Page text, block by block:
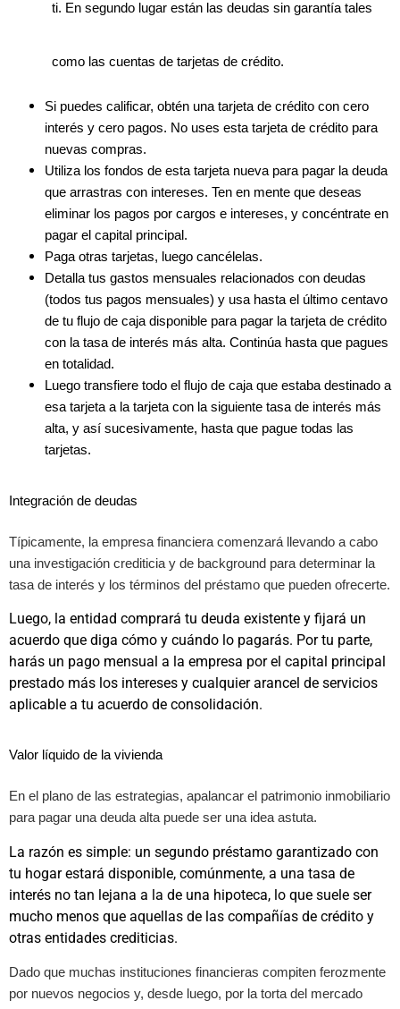
ti. En segundo lugar están las deudas sin garantía tales
como las cuentas de tarjetas de crédito.
Si puedes calificar, obtén una tarjeta de crédito con cero
interés y cero pagos. No uses esta tarjeta de crédito para
nuevas compras.
Utiliza los fondos de esta tarjeta nueva para pagar la deuda
que arrastras con intereses. Ten en mente que deseas
eliminar los pagos por cargos e intereses, y concéntrate en
pagar el capital principal.
Paga otras tarjetas, luego cancélelas.
Detalla tus gastos mensuales relacionados con deudas
(todos tus pagos mensuales) y usa hasta el último centavo
de tu flujo de caja disponible para pagar la tarjeta de crédito
con la tasa de interés más alta. Continúa hasta que pagues
en totalidad.
Luego transfiere todo el flujo de caja que estaba destinado a
esa tarjeta a la tarjeta con la siguiente tasa de interés más
alta, y así sucesivamente, hasta que pague todas las
tarjetas.
Integración de deudas
Típicamente, la empresa financiera comenzará llevando a cabo
una investigación crediticia y de background para determinar la
tasa de interés y los términos del préstamo que pueden ofrecerte.
Luego, la entidad comprará tu deuda existente y fijará un
acuerdo que diga cómo y cuándo lo pagarás. Por tu parte,
harás un pago mensual a la empresa por el capital principal
prestado más los intereses y cualquier arancel de servicios
aplicable a tu acuerdo de consolidación.
Valor líquido de la vivienda
En el plano de las estrategias, apalancar el patrimonio inmobiliario
para pagar una deuda alta puede ser una idea astuta.
La razón es simple: un segundo préstamo garantizado con
tu hogar estará disponible, comúnmente, a una tasa de
interés no tan lejana a la de una hipoteca, lo que suele ser
mucho menos que aquellas de las compañías de crédito y
otras entidades crediticias.
Dado que muchas instituciones financieras compiten ferozmente
por nuevos negocios y, desde luego, por la torta del mercado